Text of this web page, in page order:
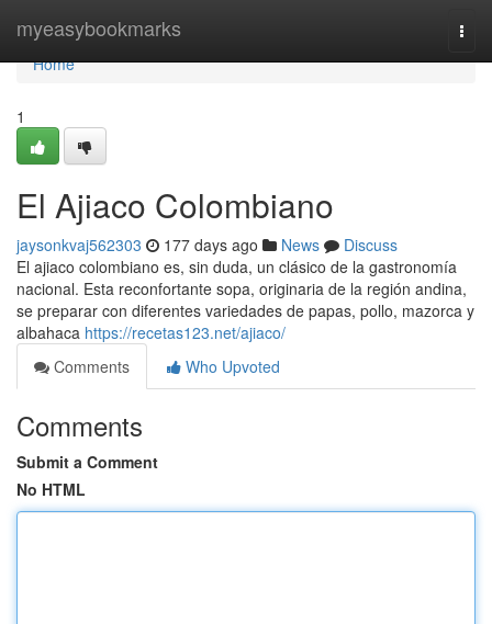
myeasybookmarks
Home
Home
1
El Ajiaco Colombiano
jaysonkvaj562303 177 days ago News
Discuss
El ajiaco colombiano es, sin duda, un clásico de la gastronomía
nacional. Esta reconfortante sopa, originaria de la región andina,
se preparar con diferentes variedades de papas, pollo, mazorca y
albahaca https://recetas123.net/ajiaco/
Comments
Who Upvoted
Comments
Submit a Comment
No HTML